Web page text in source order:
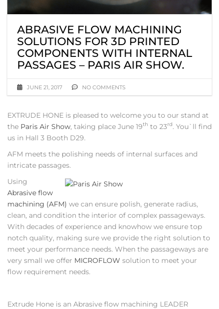
ABRASIVE FLOW MACHINING
SOLUTIONS FOR 3D PRINTED
COMPONENTS WITH INTERNAL
PASSAGES – PARIS AIR SHOW.
JUNE 21, 2017 NO COMMENTS
EXTRUDE HONE is pleased to welcome you to our stand at
the Paris Air Show, taking place June 19th to 23rd. You`ll find
us in Hall 3 Booth D29.
AFM meets the polishing needs of internal surfaces and
intricate passages.
Using
Abrasive flow
machining (AFM) we can ensure polish, generate radius,
clean, and condition the interior of complex passageways.
With decades of experience and knowhow we ensure top
notch quality, making sure we provide the right solution to
meet your performance needs. When the passageways are
very small we offer MICROFLOW solution to meet your
flow requirement needs.
Extrude Hone is an Abrasive flow machining LEADER